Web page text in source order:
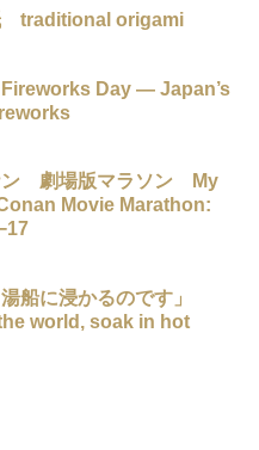
traditional origami
Day — Japan’s
ン 劇場版マラソン My
Movie Marathon:
船に浸かるのです」
world, soak in hot